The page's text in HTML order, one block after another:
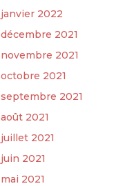
janvier 2022
décembre 2021
novembre 2021
octobre 2021
septembre 2021
août 2021
juillet 2021
juin 2021
mai 2021